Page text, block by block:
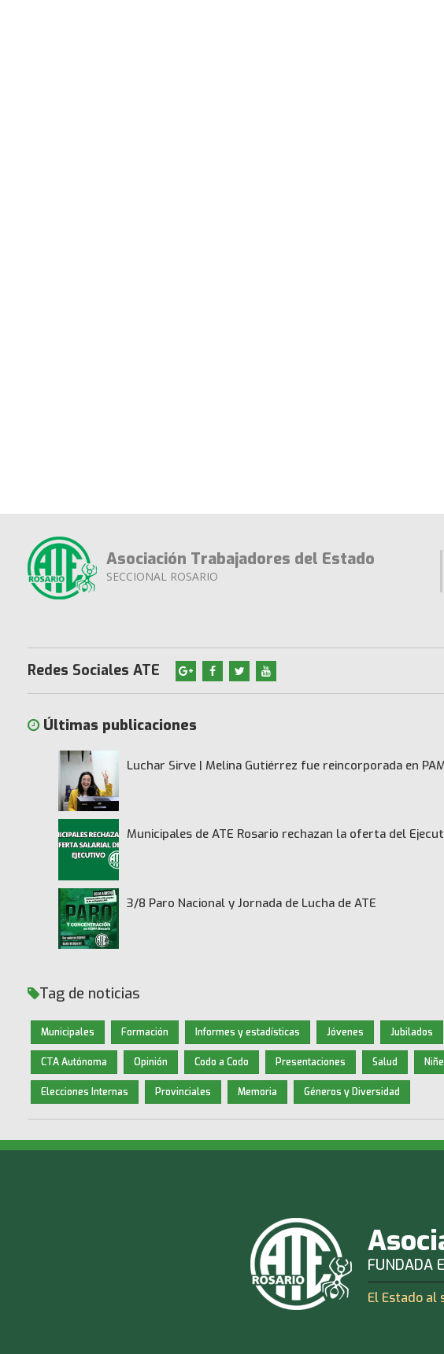
Asociación Trabajadores del Estado
SECCIONAL ROSARIO
Redes Sociales ATE
Últimas publicaciones
Luchar Sirve | Melina Gutiérrez fue reincorporada en
Municipales de ATE Rosario rechazan la oferta del
3/8 Paro Nacional y Jornada de Lucha de ATE
Tag de noticias
Municipales Formación Informes y estadísticas Jóvenes Jubilados
CTA Autónoma Opinión Codo a Codo Presentaciones Salud
Elecciones Internas Provinciales Memoria Géneros y Diversidad
FUNDADA
El Estado al